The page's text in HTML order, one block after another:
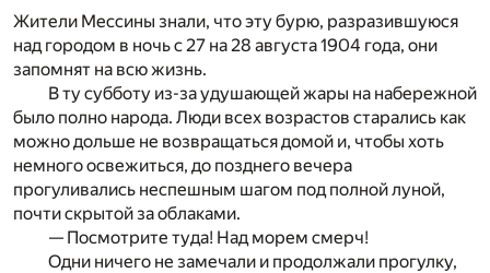
Жители Мессины знали, что эту бурю, разразившуюся
над городом в ночь с 27 на 28 августа 1904 года, они
запомнят на всю жизнь.
В ту субботу из-за удушающей жары на набережной
было полно народа. Люди всех возрастов старались как
можно дольше не возвращаться домой и, чтобы хоть
немного освежиться, до позднего вечера
прогуливались неспешным шагом под полной луной,
почти скрытой за облаками.
— Посмотрите туда! Над морем смерч!
Одни ничего не замечали и продолжали прогулку,